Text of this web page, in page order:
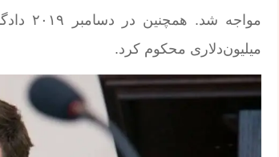
میلیون‌دلاری محکوم کرد.